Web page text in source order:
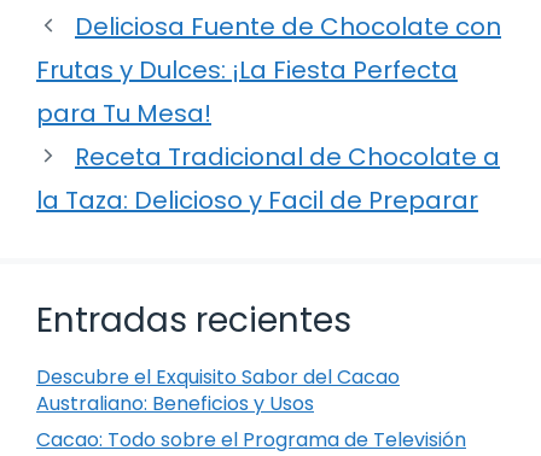
Deliciosa Fuente de Chocolate con
Frutas y Dulces: ¡La Fiesta Perfecta
para Tu Mesa!
Receta Tradicional de Chocolate a
la Taza: Delicioso y Facil de Preparar
Entradas recientes
Descubre el Exquisito Sabor del Cacao
Australiano: Beneficios y Usos
Cacao: Todo sobre el Programa de Televisión